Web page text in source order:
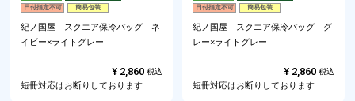
日付指定不可
簡易包装
紀ノ国屋 スクエア保冷バッグ ネ
イビー×ライトグレー
¥ 2,860 税込
短冊対応はお断りしております
日付指定不可
簡易包装
紀ノ国屋 スクエア保冷バッグ グ
レー×ライトグレー
¥ 2,860 税込
短冊対応はお断りしております